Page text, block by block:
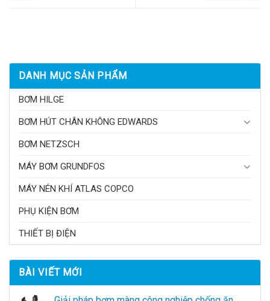
DANH MỤC SẢN PHẨM
BƠM HILGE
BƠM HÚT CHÂN KHÔNG EDWARDS
BƠM NETZSCH
MÁY BƠM GRUNDFOS
MÁY NÉN KHÍ ATLAS COPCO
PHỤ KIỆN BƠM
THIẾT BỊ ĐIỆN
BÀI VIẾT MỚI